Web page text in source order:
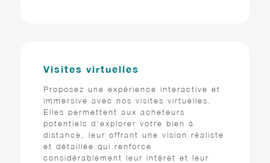
Visites virtuelles
Proposez une expérience interactive et
immersive avec nos visites virtuelles.
Elles permettent aux acheteurs
potentiels d’explorer votre bien à
distance, leur offrant une vision réaliste
et détaillée qui renforce
considérablement leur intérêt et leur